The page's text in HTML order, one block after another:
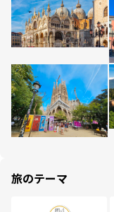
旅のテーマ